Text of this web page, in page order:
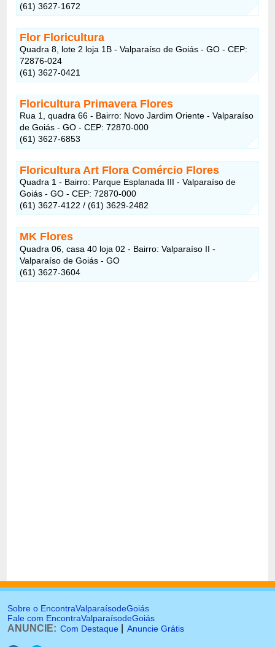
(61) 3627-1672
Flor Floricultura
Quadra 8, lote 2 loja 1B - Valparaíso de Goiás - GO - CEP:
72876-024
(61) 3627-0421
Floricultura Primavera Flores
Rua 1, quadra 66 - Bairro: Novo Jardim Oriente - Valparaíso
de Goiás - GO - CEP: 72870-000
(61) 3627-6853
Floricultura Art Flora Comércio Flores
Quadra 1 - Bairro: Parque Esplanada III - Valparaíso de
Goiás - GO - CEP: 72870-000
(61) 3627-4122 / (61) 3629-2482
MK Flores
Quadra 06, casa 40 loja 02 - Bairro: Valparaíso II -
Valparaíso de Goiás - GO
(61) 3627-3604
Sobre o EncontraValparaísodeGoiás
Fale com EncontraValparaísodeGoiás
ANUNCIE: Com Destaque Anuncie Grátis